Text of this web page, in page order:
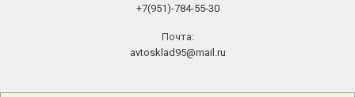
+7(951)-784-55-30
Почта:
avtosklad95@mail.ru